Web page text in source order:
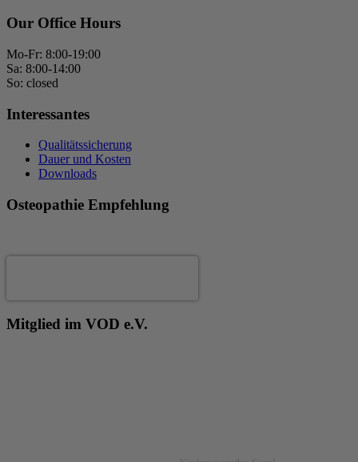
Our Office Hours
Mo-Fr: 8:00-19:00
Sa: 8:00-14:00
So: closed
Interessantes
Qualitätssicherung
Dauer und Kosten
Downloads
Osteopathie Empfehlung
Mitglied im VOD e.V.